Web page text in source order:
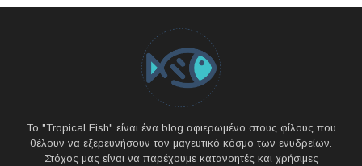
Το "Tropical Fish" είναι ένα blog αφιερωμένο στους φίλους που
θέλουν να εξερευνήσουν τον μαγευτικό κόσμο των ενυδρείων.
Στόχος μας είναι να παρέχουμε κατανοητές και χρήσιμες